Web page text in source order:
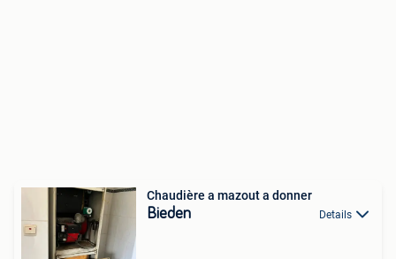
Chaudière a mazout a donner
Bieden Details